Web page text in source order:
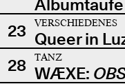
Albumtaufe
23
VERSCHIEDENES
Queer in
28
TANZ
WÆXE: